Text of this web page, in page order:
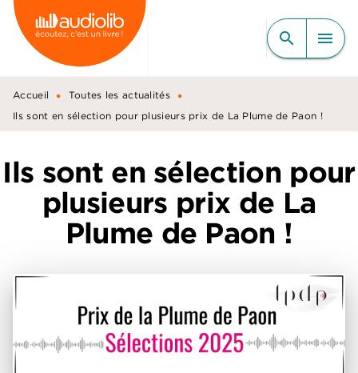
MENU RECHERCHE
CONTENU
PIED DE PAGE
search menu
Accueil • Toutes les actualités •
Ils sont en sélection pour plusieurs prix de La Plume de Paon !
Ils sont en sélection pour
plusieurs prix de La
Plume de Paon !